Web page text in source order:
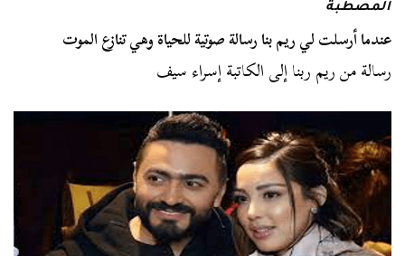
المصطبة
عندما أرسلت لي ريم بنا رسالة صوتية للحياة وهي تنازع الموت
رسالة من ريم ربنا إلى الكاتبة إسراء سيف